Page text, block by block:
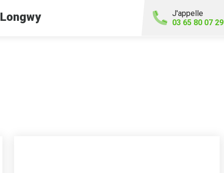
Longwy
J'appelle
03 65 80 07 29